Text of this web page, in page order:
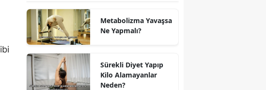
Metabolizma Yavaşsa
Ne Yapmalı?
Sürekli Diyet Yapıp
Kilo Alamayanlar
Neden?